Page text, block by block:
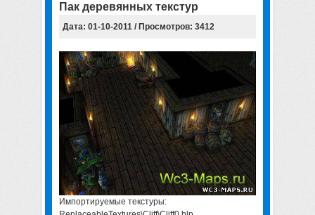
Пак деревянных текстур
Дата: 01-10-2011 / Просмотров: 3412
Импортируемые текстуры: